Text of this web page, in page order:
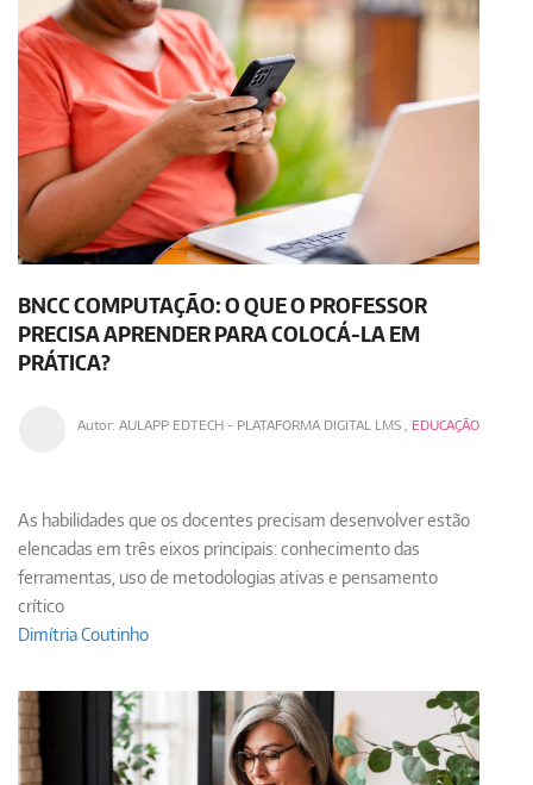
BNCC COMPUTAÇÃO: O QUE O PROFESSOR
PRECISA APRENDER PARA COLOCÁ-LA EM
PRÁTICA?
Autor: AULAPP EDTECH - PLATAFORMA DIGITAL LMS, EDUCAÇÃO
As habilidades que os docentes precisam desenvolver estão
elencadas em três eixos principais: conhecimento das
ferramentas, uso de metodologias ativas e pensamento
crítico
Dimítria Coutinho